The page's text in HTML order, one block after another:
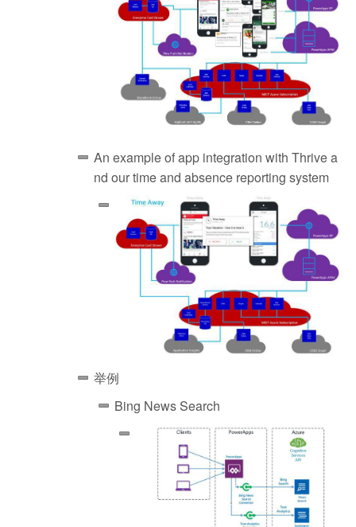
An example of app integration with Thrive a
nd our time and absence reporting system
举例
Bing News Search